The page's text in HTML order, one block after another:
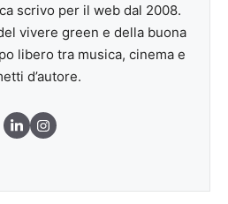
scrivo per il web dal 2008.
vivere green e della buona
libero tra musica, cinema e
d’autore.